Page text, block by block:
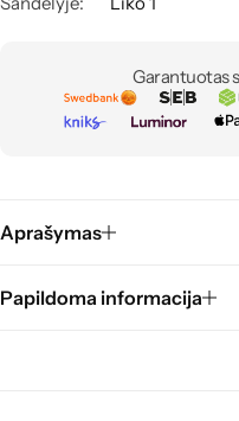
Garantuotas
Aprašymas
Papildoma informacija